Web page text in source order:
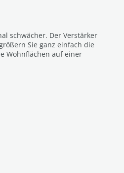
schwächer. Der Verstärker
Sie ganz einfach die
Wohnflächen auf einer